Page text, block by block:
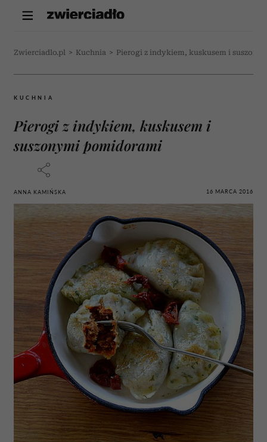
Zwierciadlo.pl > Kuchnia > Pierogi z indykiem, kuskusem i
KUCHNIA
Pierogi z indykiem, kuskusem i
suszonymi pomidorami
ANNA KAMIŃSKA 16 MARCA 2016